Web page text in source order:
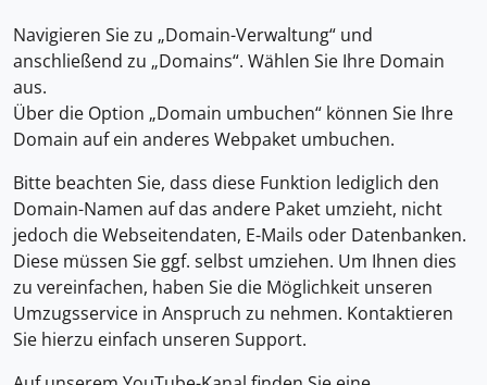
Navigieren Sie zu „Domain-Verwaltung“ und
anschließend zu „Domains“. Wählen Sie Ihre Domain
aus.
Über die Option „Domain umbuchen“ können Sie Ihre
Domain auf ein anderes Webpaket umbuchen.
Bitte beachten Sie, dass diese Funktion lediglich den
Domain-Namen auf das andere Paket umzieht, nicht
jedoch die Webseitendaten, E-Mails oder Datenbanken.
Diese müssen Sie ggf. selbst umziehen. Um Ihnen dies
zu vereinfachen, haben Sie die Möglichkeit unseren
Umzugsservice in Anspruch zu nehmen. Kontaktieren
Sie hierzu einfach unseren Support.